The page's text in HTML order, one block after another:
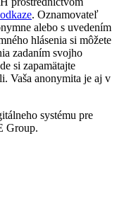
. Oznamovateľ
alebo s uvedením
hlásenia si môžete
zadaním svojho
si zapamätajte
Vaša anonymita je aj v
systému pre
Group.